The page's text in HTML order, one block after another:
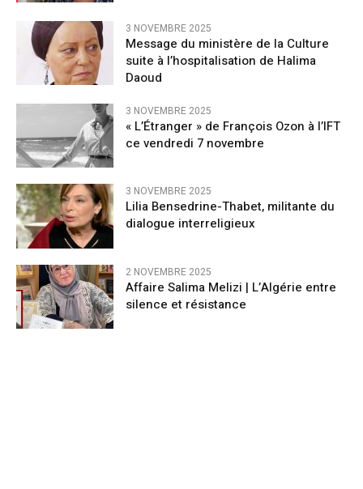
3 NOVEMBRE 2025
Message du ministère de la Culture
suite à l’hospitalisation de Halima
Daoud
3 NOVEMBRE 2025
« L’Étranger » de François Ozon à l’IFT
ce vendredi 7 novembre
3 NOVEMBRE 2025
Lilia Bensedrine-Thabet, militante du
dialogue interreligieux
2 NOVEMBRE 2025
Affaire Salima Melizi | L’Algérie entre
silence et résistance